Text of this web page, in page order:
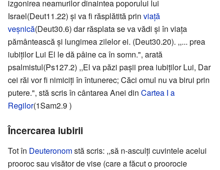
izgonirea neamurilor dinaintea poporului lui
Israel(Deut11.22) şi va fi răsplătită prin viaţă
veşnică(Deut30.6) dar răsplata se va vădi şi în viaţa
pământească şi lungimea zilelor ei. (Deut30.20). ,,... prea
iubiţilor Lui El le dă pâine ca în somn.", arată
psalmistul(Ps127.2) ,,El va păzi paşii prea iubiţilor Lui, Dar
cei răi vor fi nimiciţi în întunerec; Căci omul nu va birui prin
putere.", stă scris în cântarea Anei din Cartea I a
Regilor(1Sam2.9 )
Încercarea iubirii
Tot în Deuteronomstă scris: ,,să n-asculţi cuvintele acelui
prooroc sau visător de vise (care a făcut o proorocie